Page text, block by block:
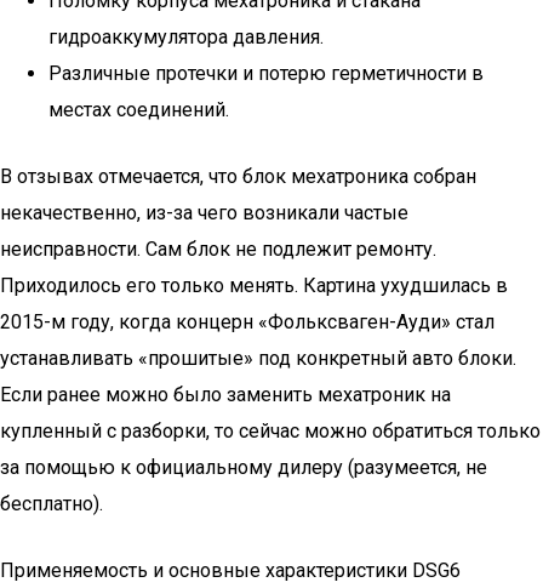
гидроаккумулятора давления.
Различные протечки и потерю герметичности в
местах соединений.
В отзывах отмечается, что блок мехатроника собран
некачественно, из-за чего возникали частые
неисправности. Сам блок не подлежит ремонту.
Приходилось его только менять. Картина ухудшилась в
2015-м году, когда концерн «Фольксваген-Ауди» стал
устанавливать «прошитые» под конкретный авто блоки.
Если ранее можно было заменить мехатроник на
купленный с разборки, то сейчас можно обратиться только
за помощью к официальному дилеру (разумеется, не
бесплатно).
Применяемость и основные характеристики DSG6